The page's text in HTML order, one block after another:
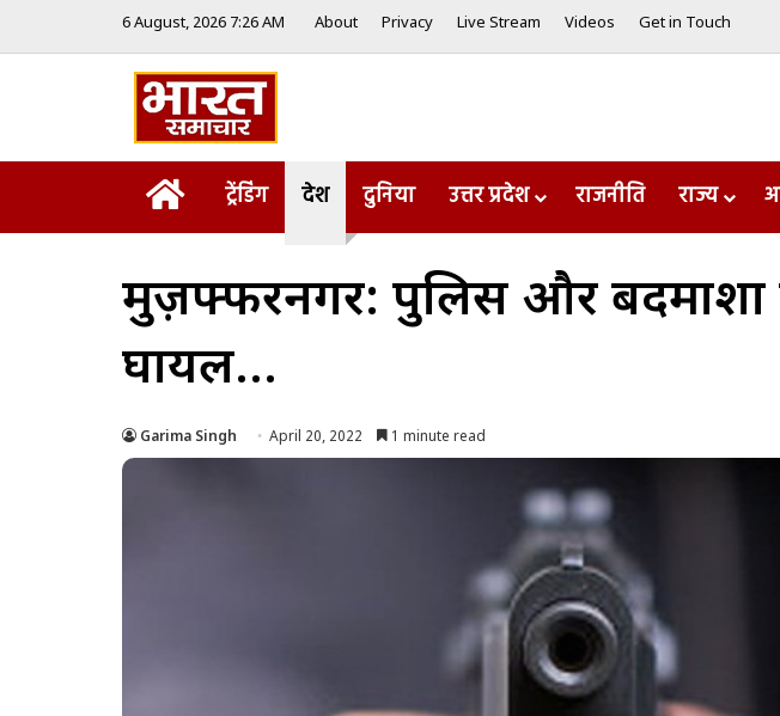
6 August, 2026 7:26 AM About Privacy Live Stream Videos Get in Touch
Homeट्रेंडिंग देश दुनिया उत्तर प्रदेश राजनीति राज्य
मुज़फ्फरनगर: पुलिस और
घायल…
Garima Singh April 20, 2022 1 minute read